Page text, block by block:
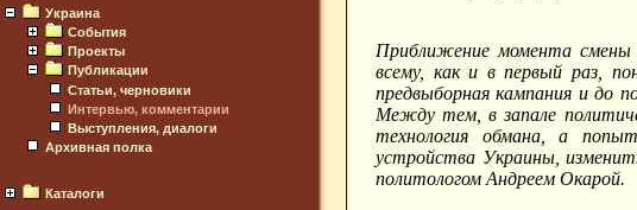
Украина
События
Проекты
Публикации
Статьи, черновики
Интервью, комментарии
Выступления, диалоги
Архивная полка
Каталоги
Приближение момента смены
всему, как и в первый раз,
предвыборная кампания и до
Между тем, в запале
технология обмана, а
устройства Украины,
политологом Андреем Окарой.